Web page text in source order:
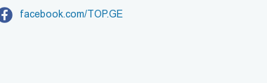
facebook.com/TOP.GE